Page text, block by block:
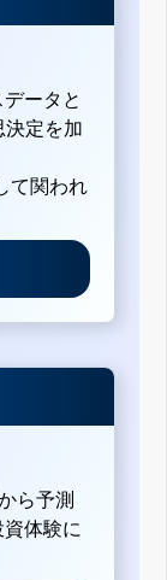
ータと
決定を加
て関われ
ら予測
体験に